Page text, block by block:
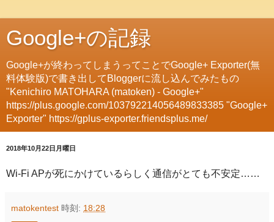
Google+の記録
Google+が終わってしまうってことでGoogle+ Exporter(無
料体験版)で書き出してBloggerに流し込んでみたもの
"Kenichiro MATOHARA (matoken) - Google+"
https://plus.google.com/103792214056489833385 "Google+
Exporter" https://gplus-exporter.friendsplus.me/
2018年10月22日月曜日
Wi-Fi APが死にかけているらしく通信がとても不安定……
matokentest 時刻: 18:28